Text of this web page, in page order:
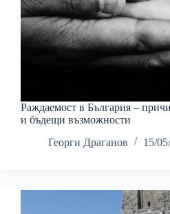
Раждаемост в България –
и бъдещи възможности
Георги Драганов
15/